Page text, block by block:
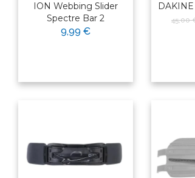
ION Webbing Slider
Spectre Bar 2
9,99 €
45,00